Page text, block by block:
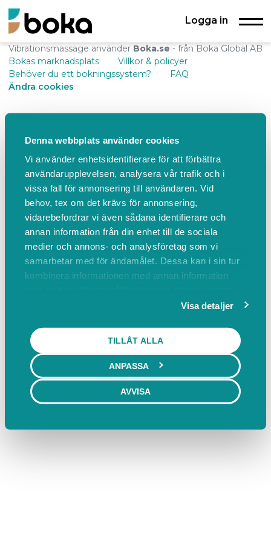
Denna webbplats använder cookies
Vi använder enhetsidentifierare för att förbättra
användarupplevelsen, analysera vår trafik och i
vissa fall för annonsering till användaren. Vid
behov, tex om det krävs för annonsering,
vidarebefordrar vi även sådana identifierare och
annan information från din enhet till de sociala
medier och annons- och analysföretag som vi
samarbetar med för ändamålet. Dessa kan i sin tur
kombinera informationen med annan information
Visa detaljer
TILLÅT ALLA
ANPASSA
AVVISA
Logga in
Vibrationsmassage använder Boka.se - från Boka Global AB
Bokas marknadsplats
Villkor & policyer
Behöver du ett bokningssystem?
FAQ
Ändra cookies